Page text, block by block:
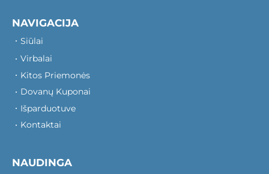
NAVIGACIJA
Siūlai
Virbalai
Kitos Priemonės
Dovanų Kuponai
Išparduotuve
Kontaktai
NAUDINGA